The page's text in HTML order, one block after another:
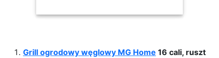
Grill ogrodowy węglowy MG Home 16 cali, ruszt